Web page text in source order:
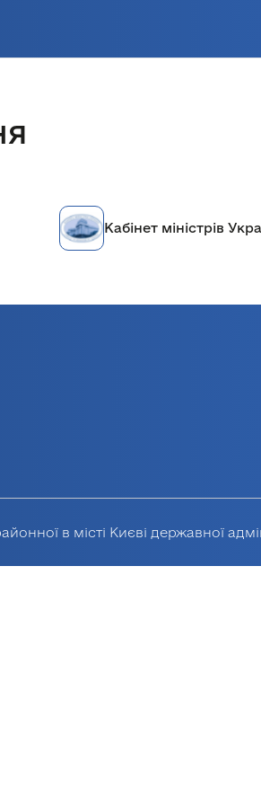
Кабінет міністрів
в місті Києві державної